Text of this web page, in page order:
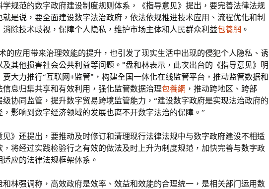
学规范的数字政府建设制度规则体系，《指导意见》提出，要完善法律法规
就是说，要全面建设数字法治政府，依法依规推进技术应用、流程优化和制
消除技术歧视，保障个人隐私，维护市场主体和人民群众利益包養網 。
的应用带来治理效能的提升，也引发了现实生活中出现的侵犯个人隐私、诱
及其他损害社会公共利益等问题。”盘和林表示，此次出台的《指导意见》明
要大力推行“互联网+监管”，构建全国一体化在线监管平台，推动监管数据和
信息归集共享和有效利用，强化监管数据治理包養網 ，推动跨地区、跨部
级协同监管，提升数字贸易跨境监管能力，“建设数字政府是实现法治政府的
，影响到数字经济领域的发展也离不开数字法治的保障。”
见》还提出，要推动及时修订和清理现行法律法规中与数字政府建设不相适
，将经过实践检验行之有效的做法及时上升为制度规范，加快完善与数字政
适应的法律法规框架体系。
和林强调称，高效政府是效率、效益和效能的合理统一，是相关部门运用数